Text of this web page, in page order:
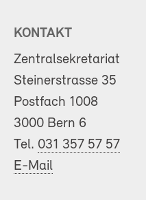
KONTAKT
Zentralsekretariat
Steinerstrasse 35
Postfach 1008
3000 Bern 6
Tel. 031 357 57 57
E-Mail